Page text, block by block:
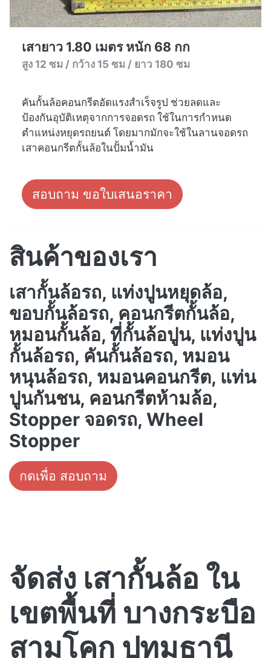
เสายาว 1.80 เมตร หนัก 68 กก
สูง 12 ซม / กว้าง 15 ซม / ยาว 180 ซม
คันกั้นล้อคอนกรีตอัดแรงสำเร็จรูป ช่วยลดและ
ป้องกันอุบัติเหตุจากการจอดรถ ใช้ในการกำหนด
ตำแหน่งหยุดรถยนต์ โดยมากมักจะใช้ในลานจอดรถ
เสาคอนกรีตกั้นล้อในปั้มน้ำมัน
สอบถาม ขอใบเสนอราคา
สินค้าของเรา
เสากั้นล้อรถ, แท่งปูนหยุดล้อ,
ขอบกั้นล้อรถ, คอนกรีตกั้นล้อ,
หมอนกั้นล้อ, ที่กั้นล้อปูน, แท่งปูน
กั้นล้อรถ, คันกั้นล้อรถ, หมอน
หนุนล้อรถ, หมอนคอนกรีต, แท่น
ปูนกันชน, คอนกรีตห้ามล้อ,
Stopper จอดรถ, Wheel
Stopper
กดเพื่อ สอบถาม
จัดส่ง เสากั้นล้อ ใน
เขตพื้นที่ บางกระบือ
สามโคก ปทุมธานี